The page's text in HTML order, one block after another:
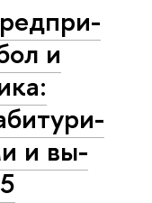
и
и вы­